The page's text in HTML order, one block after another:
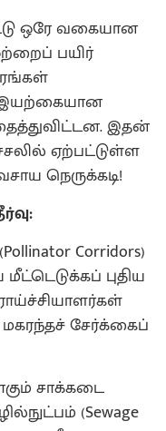
ஒரே வகையான
பயிர்
இயற்கையான
இதன்
ஏற்பட்டுள்ள
நெருக்கடி!
Corridors)
புதிய
மகரந்தச் சேர்க்கைப்
சாக்கடை
(Sewage